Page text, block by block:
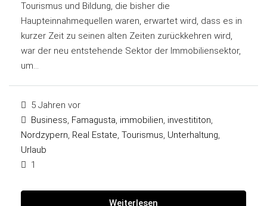
Tourismus und Bildung, die bisher die
Haupteinnahmequellen waren, erwartet wird, dass es in
kurzer Zeit zu seinen alten Zeiten zurückkehren wird,
war der neu entstehende Sektor der Immobiliensektor,
um...
5 Jahren vor
Business, Famagusta, immobilien, investititon,
Nordzypern, Real Estate, Tourismus, Unterhaltung,
Urlaub
1
Weiterlesen